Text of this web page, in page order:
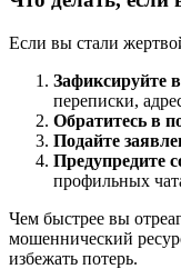
Если вы стали
Зафиксируйте
переписки,
Обратитесь в
Подайте
Предупредите
профильных
Чем быстрее вы
мошеннический
избежать потерь.